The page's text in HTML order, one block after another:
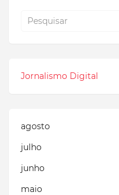
Jornalismo Digital
agosto
julho
junho
maio